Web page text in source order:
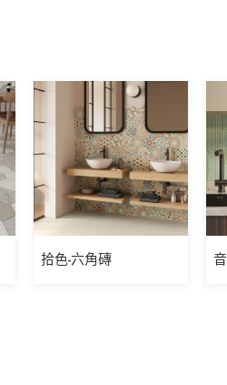
拾色-六角磚